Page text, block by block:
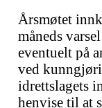
Årsmøtet
måneds
eventuelt på
ved
idrettslagets
henvise til at